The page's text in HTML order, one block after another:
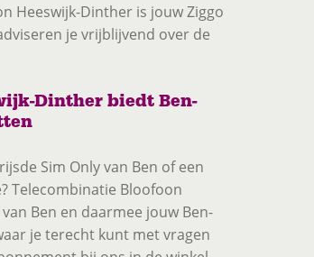
Heeswijk-Dinther is jouw Ziggo
je vrijblijvend over de
Dinther biedt Ben-
Sim Only van Ben of een
Telecombinatie Bloofoon
Ben en daarmee jouw Ben-
je terecht kunt met vragen